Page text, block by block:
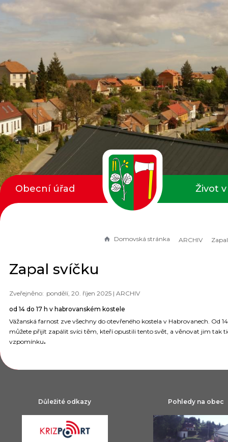
Domovská stránka ARCHIV
Zapal svíčku
pondělí, 20. říjen 2025 | ARCHIV
od 14 do 17 h v habrovanském kostele
Vážanská farnost zve všechny do otevřeného kostela v Habrovanech. Od 14
můžete přijít zapálit svíci těm, kteří opustili tento svět, a věnovat jim tak
vzpomínku.
Obecní úřad Život
Důležité odkazy Pohledy na obec